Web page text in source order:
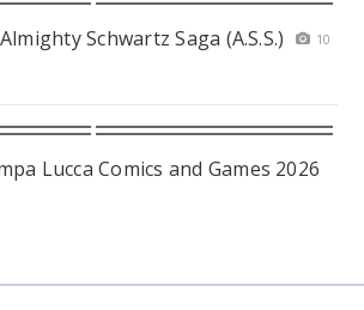
Schwartz Saga (A.S.S.)
10
Lucca Comics and Games 2026